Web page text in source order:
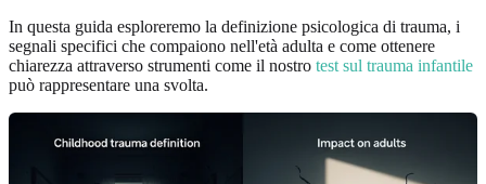
In questa guida esploreremo la definizione psicologica di trauma, i
segnali specifici che compaiono nell'età adulta e come ottenere
chiarezza attraverso strumenti come il nostro test sul trauma infantile
può rappresentare una svolta.